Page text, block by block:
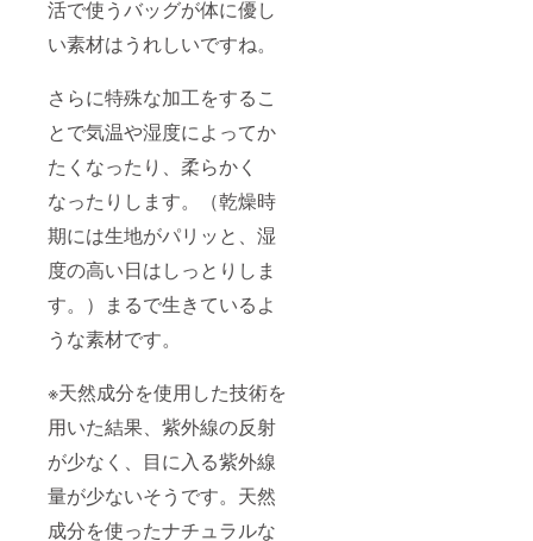
活で使うバッグが体に優し
い素材はうれしいですね。
さらに特殊な加工をするこ
とで気温や湿度によってか
たくなったり、柔らかく
なったりします。（乾燥時
期には生地がパリッと、湿
度の高い日はしっとりしま
す。）まるで生きているよ
うな素材です。
※天然成分を使用した技術を
用いた結果、紫外線の反射
が少なく、目に入る紫外線
量が少ないそうです。天然
成分を使ったナチュラルな